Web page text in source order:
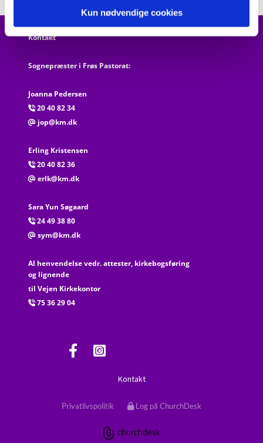
Kun nødvendige cookies
Kontakt
Sognepræster i Frøs Pastorat:
Joanna Pedersen
20 40 82 34
@ jop@km.dk
Erling Kristensen
 20 40 82 36
@ erlk@km.dk
Sara Yun Søgaard
24 49 38 80
@ sym@km.dk
Al henvendelse vedr. attester, kirkebogsføring
og lignende
til Vejen Kirkekontor
75 36 29 04
Kontakt
Privatlivspolitik Log på ChurchDesk